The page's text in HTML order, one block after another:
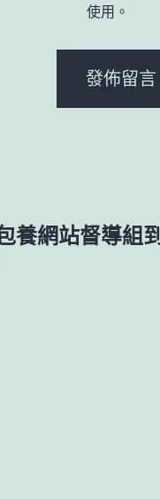
使用。
養網站督導組